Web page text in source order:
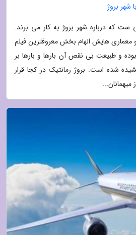
شهر بروژ
ست که درباره شهر بروژ به کار می برند.
هایش الهام بخش معروفترین فیلم
و طبیعت بی نقص آن بارها و بارها بر
شده است. بروژ رمانتیک در کجا قرار
میهمانان...